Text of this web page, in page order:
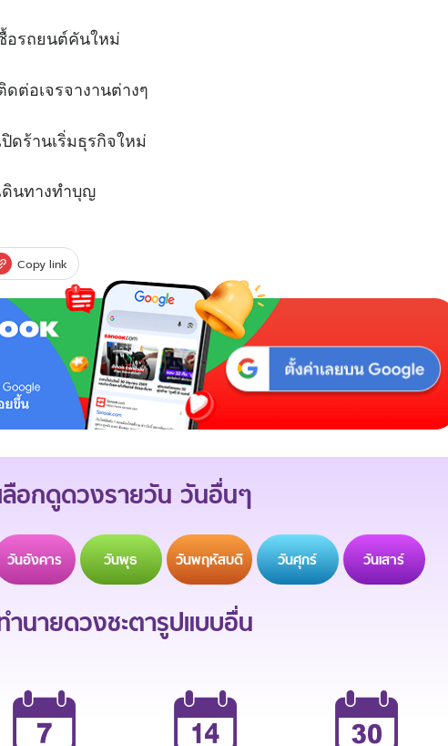
อรถยนต์คันใหม่
ต่อเจรจางานต่างๆ
ดร้านเริ่มธุรกิจใหม่
ดินทางทำบุญ
Copy link
ลือกดูดวงรายวัน วันอื่นๆ
วันอังคาร วันพุธ วันพฤหัสบดี วันศุกร์ วันเสาร์
ำนายดวงชะตารูปแบบอื่น